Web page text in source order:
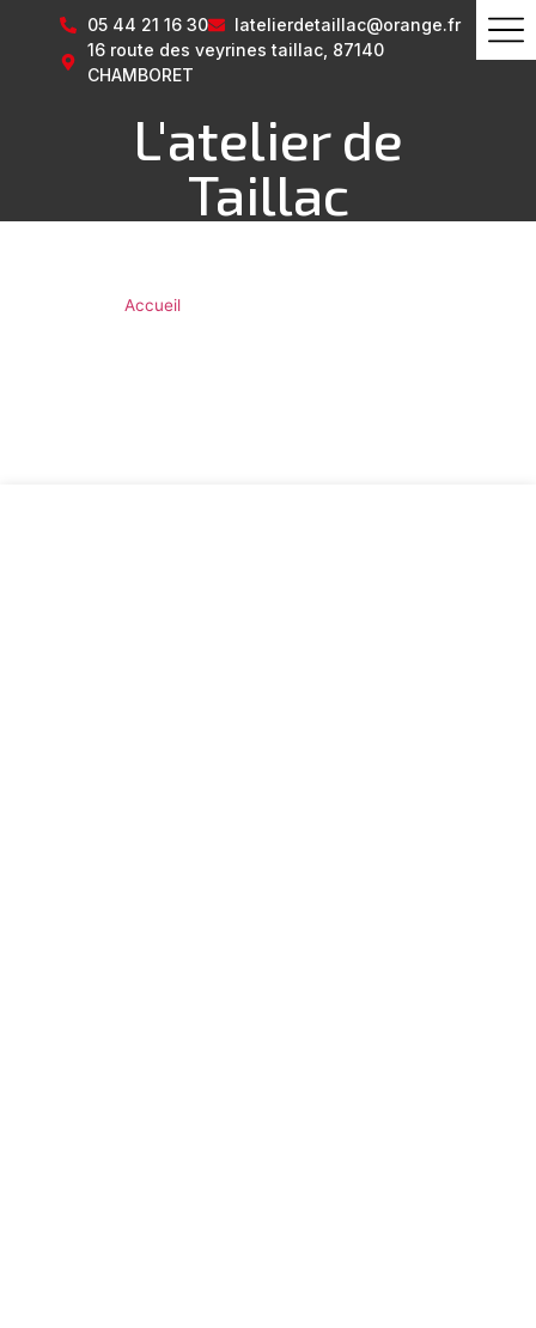
05 44 21 16 30
latelierdetaillac@orange.fr
16 route des veyrines taillac, 87140
CHAMBORET
L'atelier de
Taillac
Accueil